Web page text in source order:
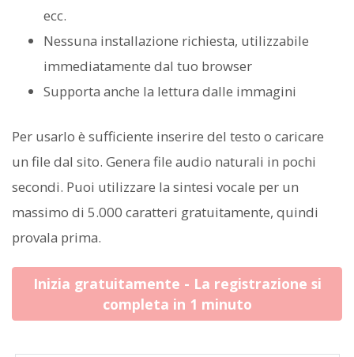
ecc.
Nessuna installazione richiesta, utilizzabile
immediatamente dal tuo browser
Supporta anche la lettura dalle immagini
Per usarlo è sufficiente inserire del testo o caricare
un file dal sito. Genera file audio naturali in pochi
secondi. Puoi utilizzare la sintesi vocale per un
massimo di 5.000 caratteri gratuitamente, quindi
provala prima.
Inizia gratuitamente - La registrazione si
completa in 1 minuto